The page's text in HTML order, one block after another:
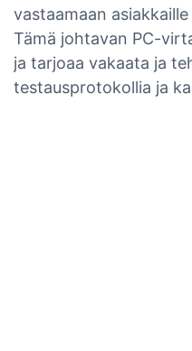
vastaamaan
Tämä johtavan PC-
ja tarjoaa vakaata ja
testausprotokollia ja